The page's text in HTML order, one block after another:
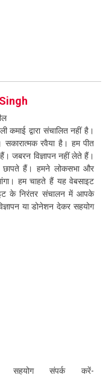
कमाई द्वारा संचालित नहीं है।
सकारात्मक रवैया है। हम पीत
जबरन विज्ञापन नहीं लेते हैं।
छापते हैं। हमने लोकसभा और
हम चाहते हैं यह वेबसाइट
के निरंतर संचालन में आपके
या डोनेशन देकर सहयोग
सहयोग संपर्क करें-